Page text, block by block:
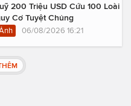
200 Triệu USD Cứu 100 Loài
Cơ Tuyệt Chủng
06/08/2026 16:21